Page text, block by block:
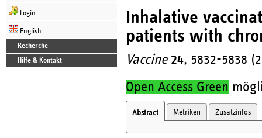
Login
English
Recherche
Hilfe & Kontakt
Inhalative
patients with
Vaccine 24, 5832-5838
Open Access Green
Abstract Metriken Zusatzinfos